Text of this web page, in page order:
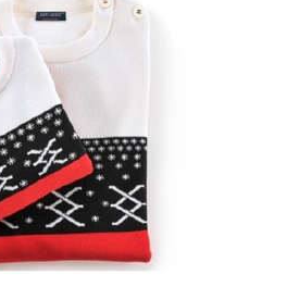
CULTURE
TECH
MAISON
AUTO
TENDANCES